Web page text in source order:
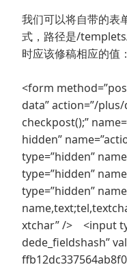
我们可以将自带的表
式，路径是/
时应该修稿相应的值：
<form
data” action=”/
checkpost();”
hidden”
type=”hidden”
type=”hidden”
type=”hidden”
xtchar” /> <input
dede_fieldshash”